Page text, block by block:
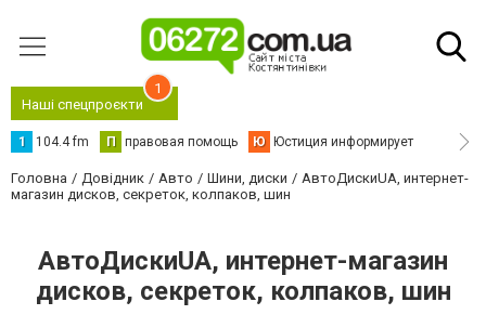
Наші спецпроєкти
1
1 104.4 fm П правовая помощь Ю Юстиция информирует
Головна Довідник Авто Шини, диски
АвтоДискиUA, интернет-
магазин дисков, секреток, колпаков, шин
АвтоДискиUA, интернет-магазин
дисков, секреток, колпаков, шин